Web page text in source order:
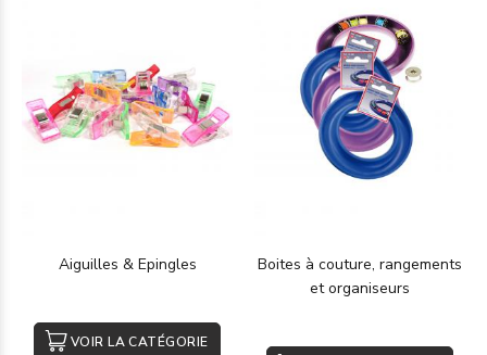
Aiguilles & Epingles
VOIR LA CATÉGORIE
Boites à couture, rangements
et organiseurs